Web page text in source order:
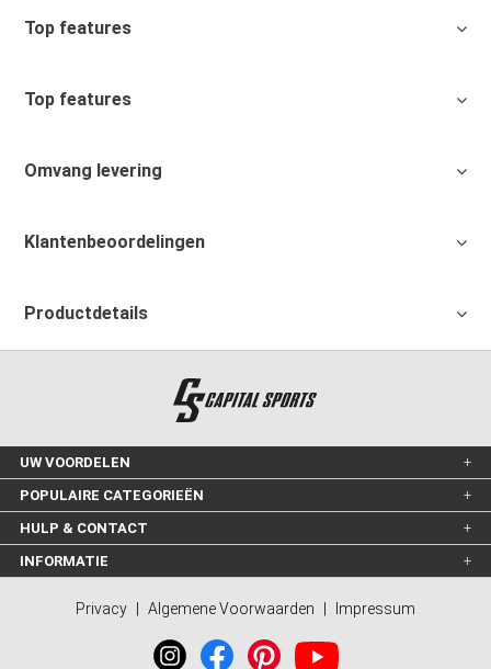
Top features
Top features
Omvang levering
Klantenbeoordelingen
Productdetails
UW VOORDELEN
POPULAIRE CATEGORIEËN
HULP & CONTACT
INFORMATIE
Privacy Algemene Voorwaarden Impressum